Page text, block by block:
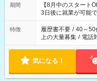
「できれば残業は
ね。 ※Wワーク希望の方へ 今ご覧のお仕事で希望する勤務時間
と、もう1つのお仕
合は応募できません
期間
【8月中のスター
3日後に就業が可能で
特徴 履歴書不要 / 40～50
上の大量募集 / 電話
気になる！